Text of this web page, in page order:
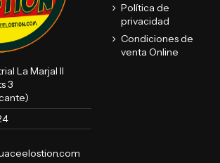
La Marjal II
3
Política de
privacidad
Condiciones de
venta Online